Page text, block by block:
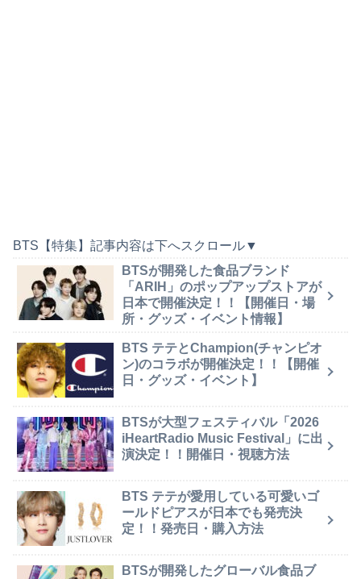
BTS【特集】記事内容は下へスクロール▼
BTSが開発した食品ブランド
「ARIH」のポップアップストアが
日本で開催決定！！【開催日・場
所・グッズ・イベント情報】
BTS テテとChampion(チャンピオ
ン)のコラボが開催決定！！【開催
日・グッズ・イベント】
BTSが大型フェスティバル「2026
iHeartRadio Music Festival」に出
演決定！！開催日・視聴方法
BTS テテが愛用している可愛いゴ
ールドピアスが日本でも発売決
定！！発売日・購入方法
BTSが開発したグローバル食品ブ